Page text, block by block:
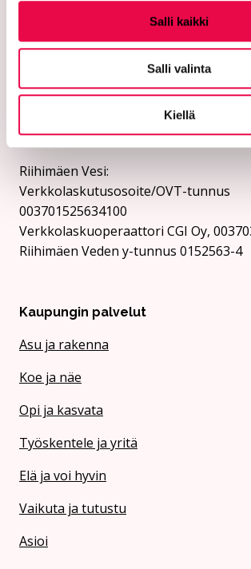
Salli kaikki
Salli valinta
Kiellä
verkkolaskuosoitteeseen. Kaupunki ja
eivät vastaanota laskuja sähköpostin
Verkkolaskutusosoite/OVT-tunnus
003701525634694
Verkkolaskuoperaattori CGI Oy,
Kaupungin y-tunnus 0152563-4
Rii­hi­mäen Vesi:
Verkkolaskutusosoite/OVT-tunnus
003701525634100
Verkkolaskuoperaattori CGI Oy,
Riihimäen Veden y-tunnus 0152563-4
Kaupungin palvelut
Asu ja rakenna
Koe ja näe
Opi ja kasvata
Työskentele ja yritä
Elä ja voi hyvin
Vaikuta ja tutustu
Asioi